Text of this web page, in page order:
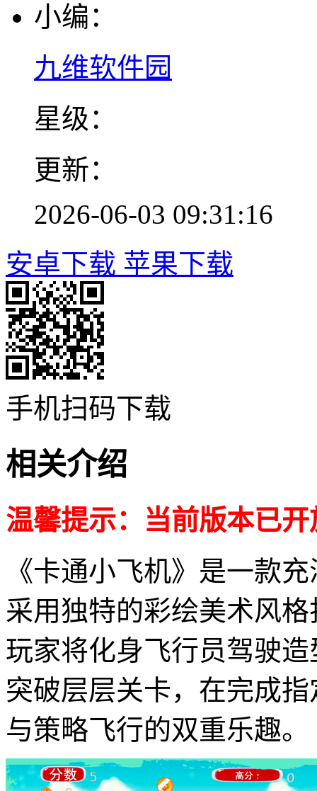
小编：
九维软件园
星级：
更新：
2026-06-03 09:31:16
安卓下载 苹果下载
手机扫码下载
相关介绍
温馨提示：当前版本已
《卡通小飞机》是一款
采用独特的彩绘美术风
玩家将化身飞行员驾驶
突破层层关卡，在完成
与策略飞行的双重乐趣。